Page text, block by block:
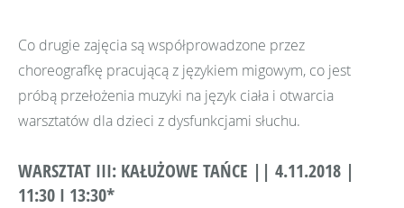
Co drugie zajęcia są współprowadzone przez
choreografkę pracującą z językiem migowym, co jest
próbą przełożenia muzyki na język ciała i otwarcia
warsztatów dla dzieci z dysfunkcjami słuchu.
WARSZTAT III: KAŁUŻOWE TAŃCE || 4.11.2018 |
11:30 I 13:30*